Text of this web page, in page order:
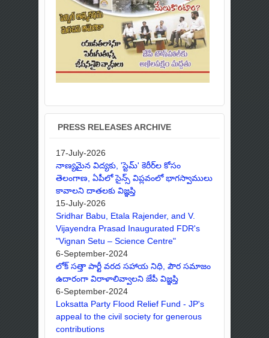
PRESS RELEASES ARCHIVE
17-July-2026
నాణ్యమైన విద్యకు, 'స్టెమ్' కెరీర్‌ల కోసం
తెలంగాణ, ఏపీలో సైన్స్ విప్లవంలో భాగస్వాములు
కావాలని దాతలకు విజ్ఞప్తి
15-July-2026
Sridhar Babu, Etala Rajender, and V.
Vijayendra Prasad Inaugurated FDR's
"Vignan Setu – Science Centre"
6-September-2024
లోక్ సత్తా పార్టీ వరద సహాయ నిధి, పౌర సమాజం
ఉదారంగా విరాళాలివ్వాలని జేపీ విజ్ఞప్తి
6-September-2024
Loksatta Party Flood Relief Fund - JP's
appeal to the civil society for generous
contributions